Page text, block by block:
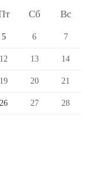
Сб Вс
5 6 7
12 13 14
19 20 21
26 27 28